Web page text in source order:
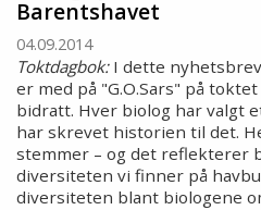
Barentshavet
04.09.2014
Toktdagbok: I dette
er med på "G.O.Sars" på
bidratt. Hver biolog har valgt
har skrevet historien til det.
stemmer – og det reflekterer
diversiteten vi finner på
diversiteten blant biologene